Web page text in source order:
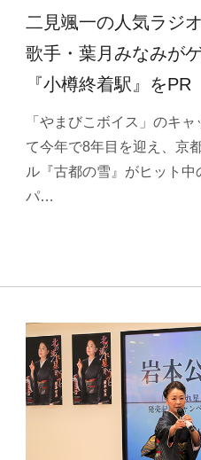
二見颯一の人気ラジ
歌手・葉月みなみが
『小樽終着駅』をPR
「やまびこボイス」のキ
て今年で8年目を迎え、京
ル『古都の雪』がヒット
パ…